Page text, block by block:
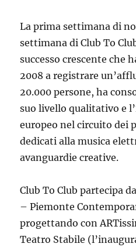
La prima settimana di
settimana di Club To
successo crescente che
2008 a registrare
20.000 persone, ha
suo livello qualitativo e
europeo nel circuito dei
dedicati alla musica
avanguardie creative.
Club To Club partecipa
– Piemonte
progettando con
Teatro Stabile